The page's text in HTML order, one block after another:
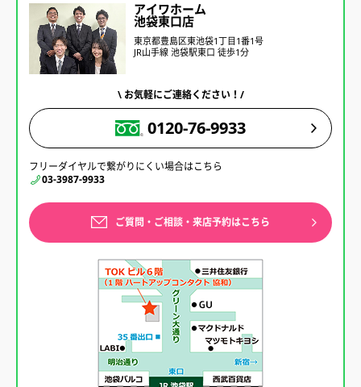
アイワホーム
池袋東口店
東京都豊島区東池袋1丁目1番1号
JR山手線 池袋駅東口 徒歩1分
\ お気軽にご連絡ください！/
0120-76-9933
フリーダイヤルで繋がりにくい場合はこちら
03-3987-9933
ご質問・ご相談・来店予約はこちら